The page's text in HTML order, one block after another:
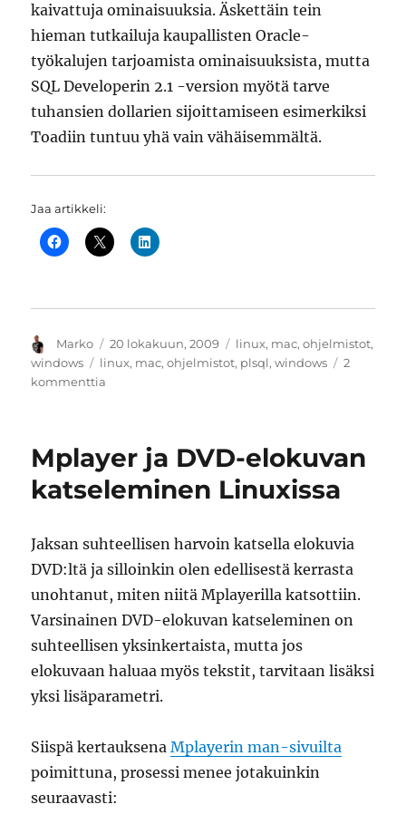
kaivattuja ominaisuuksia. Äskettäin tein
hieman tutkailuja kaupallisten Oracle-
työkalujen tarjoamista ominaisuuksista, mutta
SQL Developerin 2.1 -version myötä tarve
tuhansien dollarien sijoittamiseen esimerkiksi
Toadiin tuntuu yhä vain vähäisemmältä.
Jaa artikkeli:
Kirjoittaja
Marko Julkaistu
20 lokakuun, 2009 Kategoriat
linux, mac,ohjelmistot,
windows
Avainsanat
linux, mac,ohjelmistot, plsql,windows
2
kommenttia
2.1
EA
tuo
Mplayer ja DVD-elokuvan
katseleminen Linuxissa
Jaksan suhteellisen harvoin katsella elokuvia
DVD:ltä ja silloinkin olen edellisestä kerrasta
unohtanut, miten niitä Mplayerilla katsottiin.
Varsinainen DVD-elokuvan katseleminen on
suhteellisen yksinkertaista, mutta jos
elokuvaan haluaa myös tekstit, tarvitaan lisäksi
yksi lisäparametri.
Siispä kertauksenaMplayerin man-sivuilta
poimittuna, prosessi menee jotakuinkin
seuraavasti: